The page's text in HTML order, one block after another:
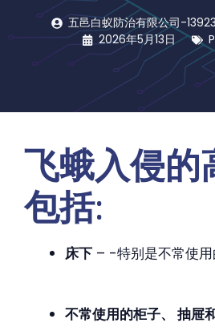
五邑白蚁防治有限公司-
2026年5月13日
飞蛾入侵的
包括:
床下 – -特别是不常使用
不常使用的柜子、 抽屉